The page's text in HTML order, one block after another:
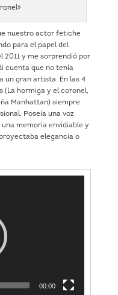
nuestro actor fetiche
para el papel del
2011 y me sorprendió por
cuenta que no tenía
un gran artista. En las 4
(La hormiga y el coronel,
Manhattan) siempre
Poseía una voz
memoria envidiable y
elegancia o
00:00